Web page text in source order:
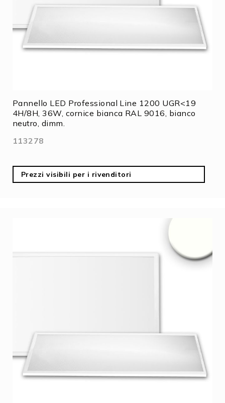
Pannello LED Professional Line 1200 UGR<19
4H/8H, 36W, cornice bianca RAL 9016, bianco
neutro, dimm.
113278
Prezzi visibili per i rivenditori